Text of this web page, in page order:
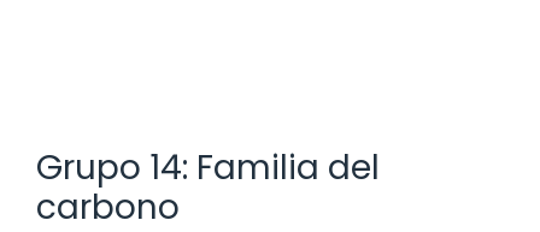
Grupo 14: Familia del
carbono